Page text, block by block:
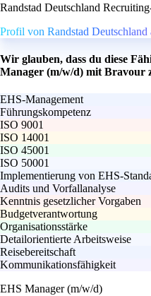
Randstad Deutschland
Profil von Randstad Deutschland
Wir glauben, dass du diese
Manager (m/w/d) mit Bravour
EHS-Management
Führungskompetenz
ISO 9001
ISO 14001
ISO 45001
ISO 50001
Implementierung von EHS-
Audits und Vorfallanalyse
Kenntnis gesetzlicher Vorgaben
Budgetverantwortung
Organisationsstärke
Detailorientierte Arbeitsweise
Reisebereitschaft
Kommunikationsfähigkeit
EHS Manager (m/w/d)